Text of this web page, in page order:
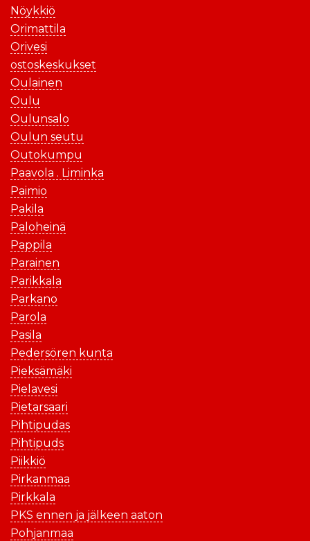
Nöykkiö
Orimattila
Orivesi
ostoskeskukset
Oulainen
Oulu
Oulunsalo
Oulun seutu
Outokumpu
Paavola . Liminka
Paimio
Pakila
Paloheinä
Pappila
Parainen
Parikkala
Parkano
Parola
Pasila
Pedersören kunta
Pieksämäki
Pielavesi
Pietarsaari
Pihtipudas
Pihtipuds
Piikkiö
Pirkanmaa
Pirkkala
PKS ennen ja jälkeen aaton
Pohjanmaa